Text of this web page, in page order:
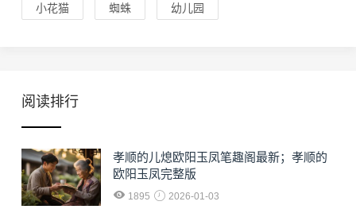
小花猫 蜘蛛 幼儿园
阅读排行
孝顺的儿熄欧阳玉凤笔趣阁最新；孝顺的
欧阳玉凤完整版
1895 2026-01-03